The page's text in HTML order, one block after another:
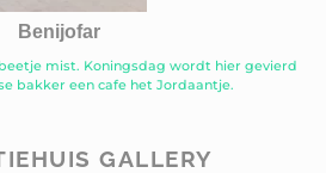
Benijofar
mist. Koningsdag wordt hier gevierd
bakker een cafe het Jordaantje.
GALLERY